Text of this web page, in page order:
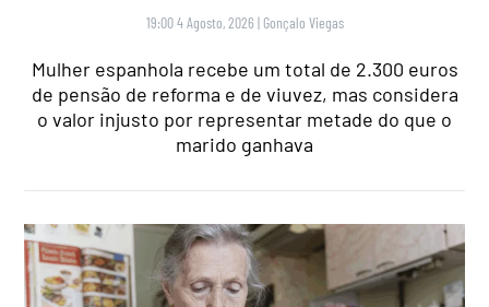
19:00 4 Agosto, 2026 | Gonçalo Viegas
Mulher espanhola recebe um total de 2.300 euros
de pensão de reforma e de viuvez, mas considera
o valor injusto por representar metade do que o
marido ganhava